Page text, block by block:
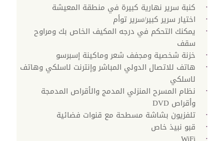
كنبة سرير نهارية كبيرة في منطقة المعيشة
اختيار سرير كبير/سرير توأم
يمكنك التحكم في درجه المكيف الخاص بك ومراوح
سقف
خزنة شخصية ومجفف شعر وماكينة إسبرسو
هاتف للاتصال الدولي المباشر وإنترنت لاسلكي وهاتف
لاسلكي
نظام المسرح المنزلي المدمج والأقراص المدمجة
وأقراص DVD
تلفزيون بشاشة مسطحة مع قنوات فضائية
قبو نبيذ خاص